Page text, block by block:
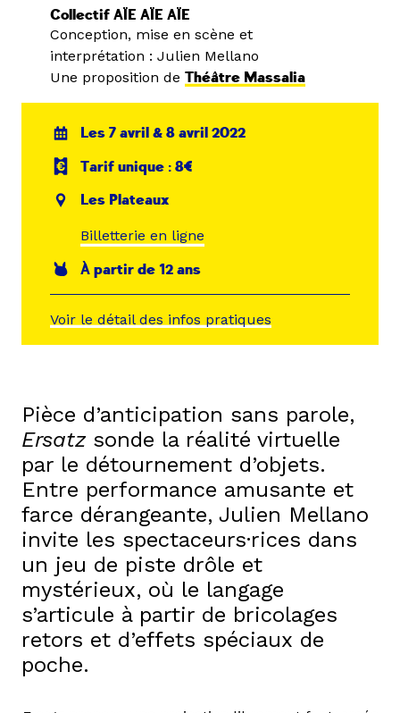
Collectif AÏE AÏE AÏE
Conception, mise en scène et
interprétation : Julien Mellano
Une proposition de Théâtre Massalia
Les 7 avril & 8 avril 2022
Tarif unique : 8€
Les Plateaux
Billetterie en ligne
À partir de 12 ans
Voir le détail des infos pratiques
Pièce d’anticipation sans parole,
Ersatzsonde la réalité virtuelle
par le détournement d’objets.
Entre performance amusante et
farce dérangeante, Julien Mellano
invite les spectaceurs·rices dans
un jeu de piste drôle et
mystérieux, où le langage
s’articule à partir de bricolages
retors et d’effets spéciaux de
poche.